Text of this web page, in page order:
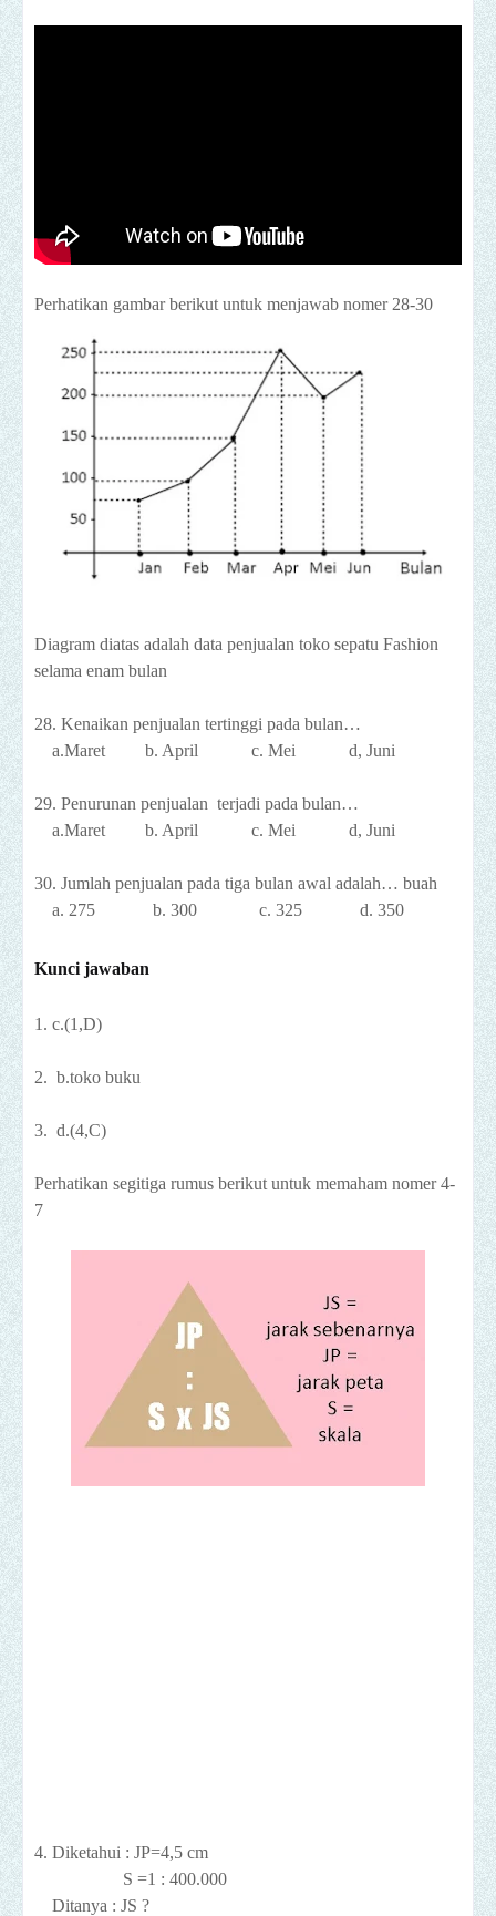
Perhatikan gambar berikut untuk menjawab nomer 28-30
Diagram diatas adalah data penjualan toko sepatu Fashion
selama enam bulan
28. Kenaikan penjualan tertinggi pada bulan…
a.Maret b. April c. Mei d, Juni
29. Penurunan penjualan terjadi pada bulan…
a.Maret b. April c. Mei d, Juni
30. Jumlah penjualan pada tiga bulan awal adalah… buah
a. 275 b. 300 c. 325 d. 350
Kunci jawaban
1. c.(1,D)
2. b.toko buku
3. d.(4,C)
Perhatikan segitiga rumus berikut untuk memaham nomer 4-
7
4. Diketahui : JP=4,5 cm
S =1 : 400.000
Ditanya : JS ?